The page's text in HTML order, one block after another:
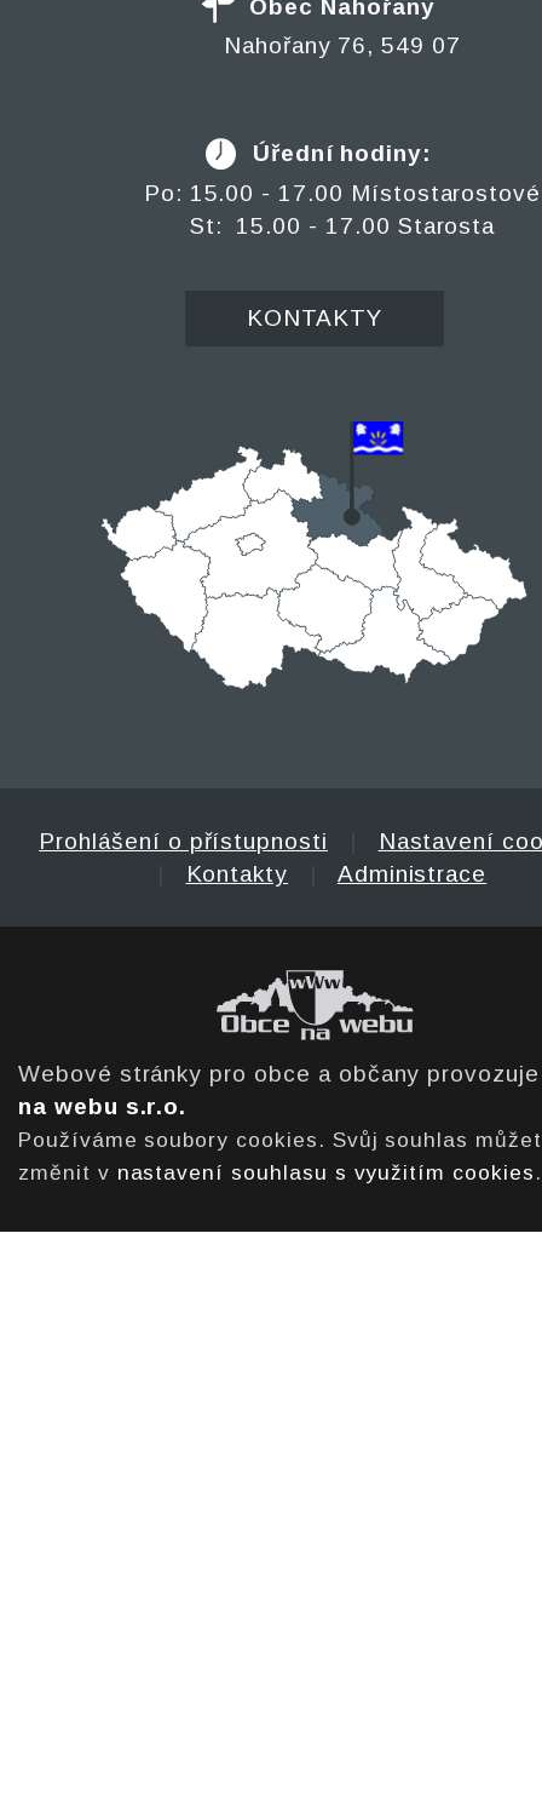
Obec Nahořany
Nahořany 76, 549 07
Úřední hodiny:
Po: 15.00 - 17.00 Místostarostové
St: 15.00 - 17.00 Starosta
KONTAKTY
Prohlášení o přístupnosti
Nastavení
Kontakty Administrace
Webové stránky pro obce a občany
na webu s.r.o.
Používáme soubory cookies. Svůj souhlas
změnit v nastavení souhlasu s využitím cookies .